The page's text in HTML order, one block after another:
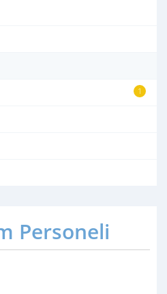
1
Personeli